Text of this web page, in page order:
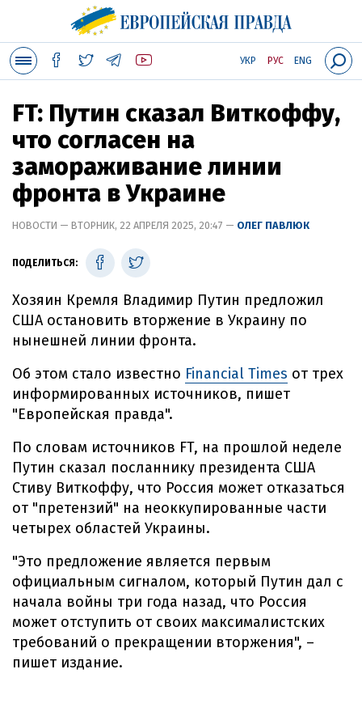
УКР РУС ENG
FT: Путин сказал Виткоффу,
что согласен на
замораживание линии
фронта в Украине
НОВОСТИ — ВТОРНИК, 22 АПРЕЛЯ 2025, 20:47 — ОЛЕГ ПАВЛЮК
ПОДЕЛИТЬСЯ:
Хозяин Кремля Владимир Путин предложил
США остановить вторжение в Украину по
нынешней линии фронта.
Об этом стало известно Financial Times от трех
информированных источников, пишет
"Европейская правда".
По словам источников FT, на прошлой неделе
Путин сказал посланнику президента США
Стиву Виткоффу, что Россия может отказаться
от "претензий" на неоккупированные части
четырех областей Украины.
"Это предложение является первым
официальным сигналом, который Путин дал с
начала войны три года назад, что Россия
может отступить от своих максималистских
требований о прекращении вторжения", –
пишет издание.